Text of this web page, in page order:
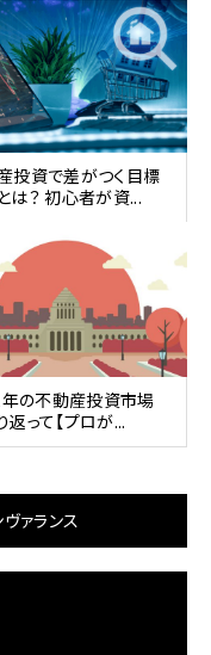
投資で差がつく目標
は？ 初心者が資...
の不動産投資市場
返って【プロが...
ァランス